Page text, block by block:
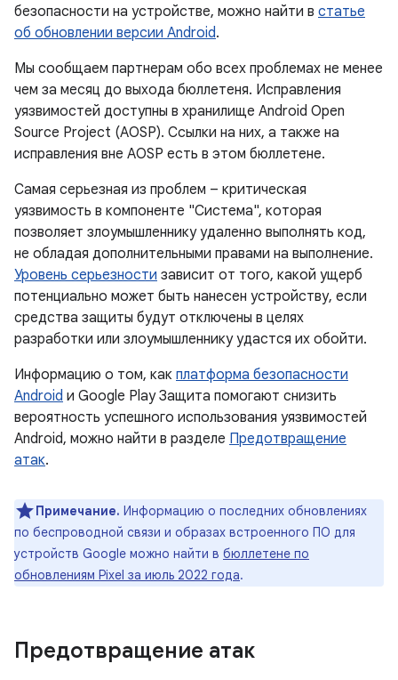
безопасности на устройстве, можно найти в статье
об обновлении версии Android.
Мы сообщаем партнерам обо всех проблемах не менее
чем за месяц до выхода бюллетеня. Исправления
уязвимостей доступны в хранилище Android Open
Source Project (AOSP). Ссылки на них, а также на
исправления вне AOSP есть в этом бюллетене.
Самая серьезная из проблем – критическая
уязвимость в компоненте "Система", которая
позволяет злоумышленнику удаленно выполнять код,
не обладая дополнительными правами на выполнение.
Уровень серьезности зависит от того, какой ущерб
потенциально может быть нанесен устройству, если
средства защиты будут отключены в целях
разработки или злоумышленнику удастся их обойти.
Информацию о том, как платформа безопасности
Android и Google Play Защита помогают снизить
вероятность успешного использования уязвимостей
Android, можно найти в разделе Предотвращение
атак.
Примечание. Информацию о последних обновлениях
по беспроводной связи и образах встроенного ПО для
устройств Google можно найти в бюллетене по
обновлениям Pixel за июль 2022 года.
Предотвращение атак